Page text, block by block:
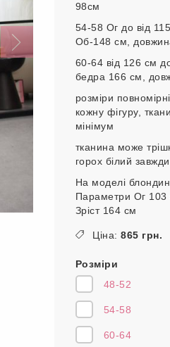
98см
54-58 Ог до від
Об-148 см,
60-64 від 126 см
бедра 166 см,
розміри
кожну фігуру,
мінімум
тканина може
горох білий завжди
На моделі
Параметри Ог 103
Зріст 164 см
Ціна: 865 грн.
Розміри
48-52
54-58
60-64